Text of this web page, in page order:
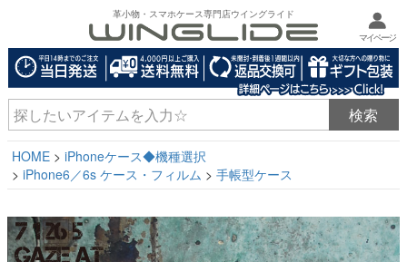
革小物・スマホケース専門店ウイングライド
マイページ
HOME
iPhoneケース◆機種選択
iPhone6／6s ケース・フィルム
手帳型ケース